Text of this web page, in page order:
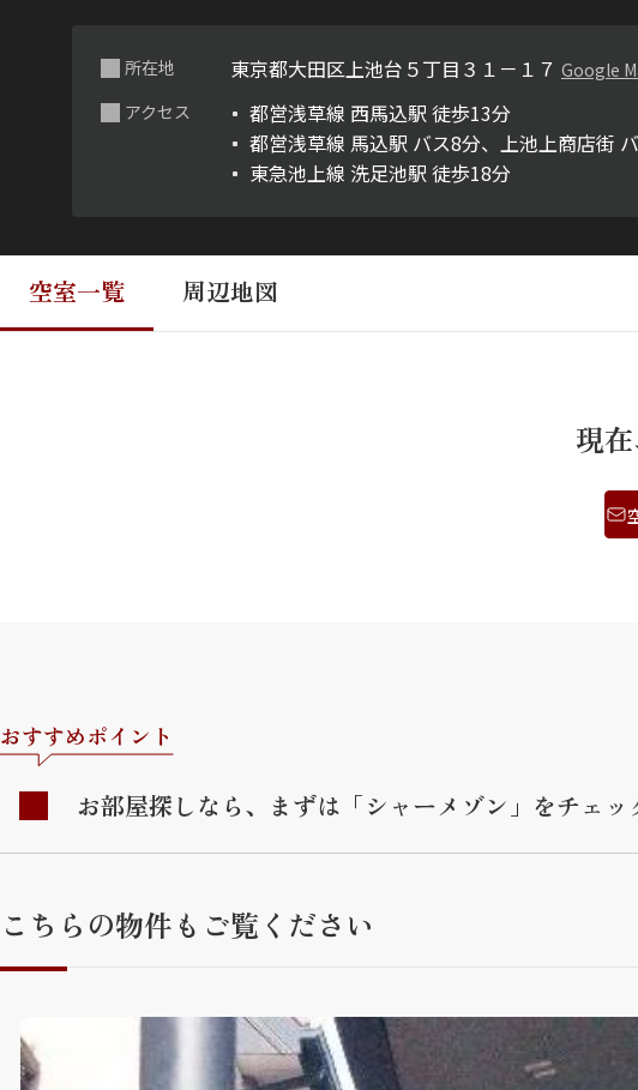
所在地 東京都大田区上池台５丁目３１－１７ Google
アクセス
都営浅草線 西馬込駅 徒歩13分
都営浅草線 馬込駅 バス8分、上池上商店街
東急池上線 洗足池駅 徒歩18分
空室一覧 周辺地図
現
おすすめポイント
お部屋探しなら、まずは「シャーメゾン」をチェッ
こちらの物件もご覧ください